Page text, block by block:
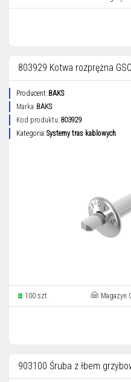
803929 Kotwa rozprężna
Producent: BAKS
Marka: BAKS
Kod produktu: 803929
Kategoria:Systemy tras kablowych
100 szt. Magazyn
903100 Śruba z łbem